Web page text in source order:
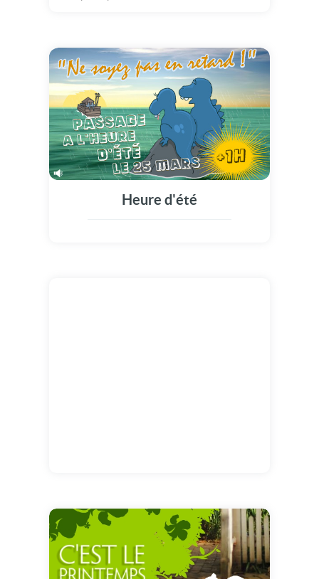
horoscopes le disent! Mais derrière tant de
force, se cache souvent un coeur très
tendre... Et si vous pensez à eux pour leur
anniversaire, ils sauront vous remercier.
Heure d'été